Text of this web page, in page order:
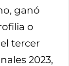
ganó
o
tercer
2023,